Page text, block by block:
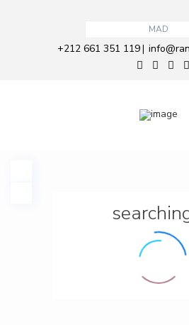
MAD
+212 661 351 119|